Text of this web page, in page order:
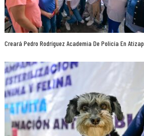
Creará Pedro Rodríguez Academia De Policía En